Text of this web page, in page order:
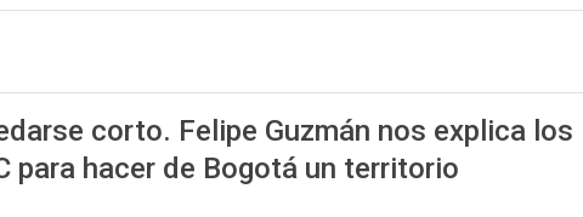
corto. Felipe Guzmán nos explica los
para hacer de Bogotá un territorio